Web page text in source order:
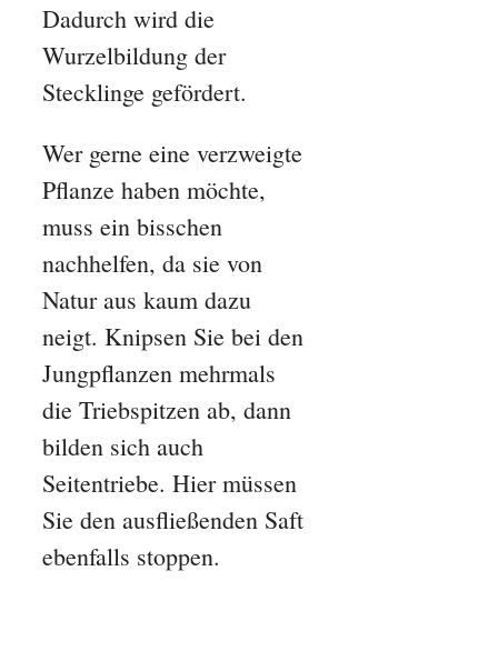
Dadurch wird die
Wurzelbildung der
Stecklinge gefördert.
Wer gerne eine verzweigte
Pflanze haben möchte,
muss ein bisschen
nachhelfen, da sie von
Natur aus kaum dazu
neigt. Knipsen Sie bei den
Jungpflanzen mehrmals
die Triebspitzen ab, dann
bilden sich auch
Seitentriebe. Hier müssen
Sie den ausfließenden Saft
ebenfalls stoppen.